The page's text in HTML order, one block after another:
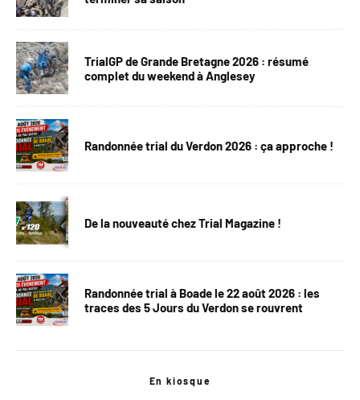
TrialGP de Grande Bretagne 2026 : résumé
complet du weekend à Anglesey
Randonnée trial du Verdon 2026 : ça approche !
De la nouveauté chez Trial Magazine !
Randonnée trial à Boade le 22 août 2026 : les
traces des 5 Jours du Verdon se rouvrent
En kiosque